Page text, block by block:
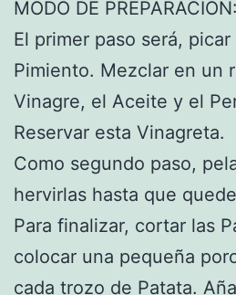
MODO DE PREPARACIÓN:
El primer paso será,
Pimiento. Mezclar en un
Vinagre, el Aceite y el
Reservar esta Vinagreta.
Como segundo paso,
hervirlas hasta que
Para finalizar, cortar las
colocar una pequeña
cada trozo de Patata.